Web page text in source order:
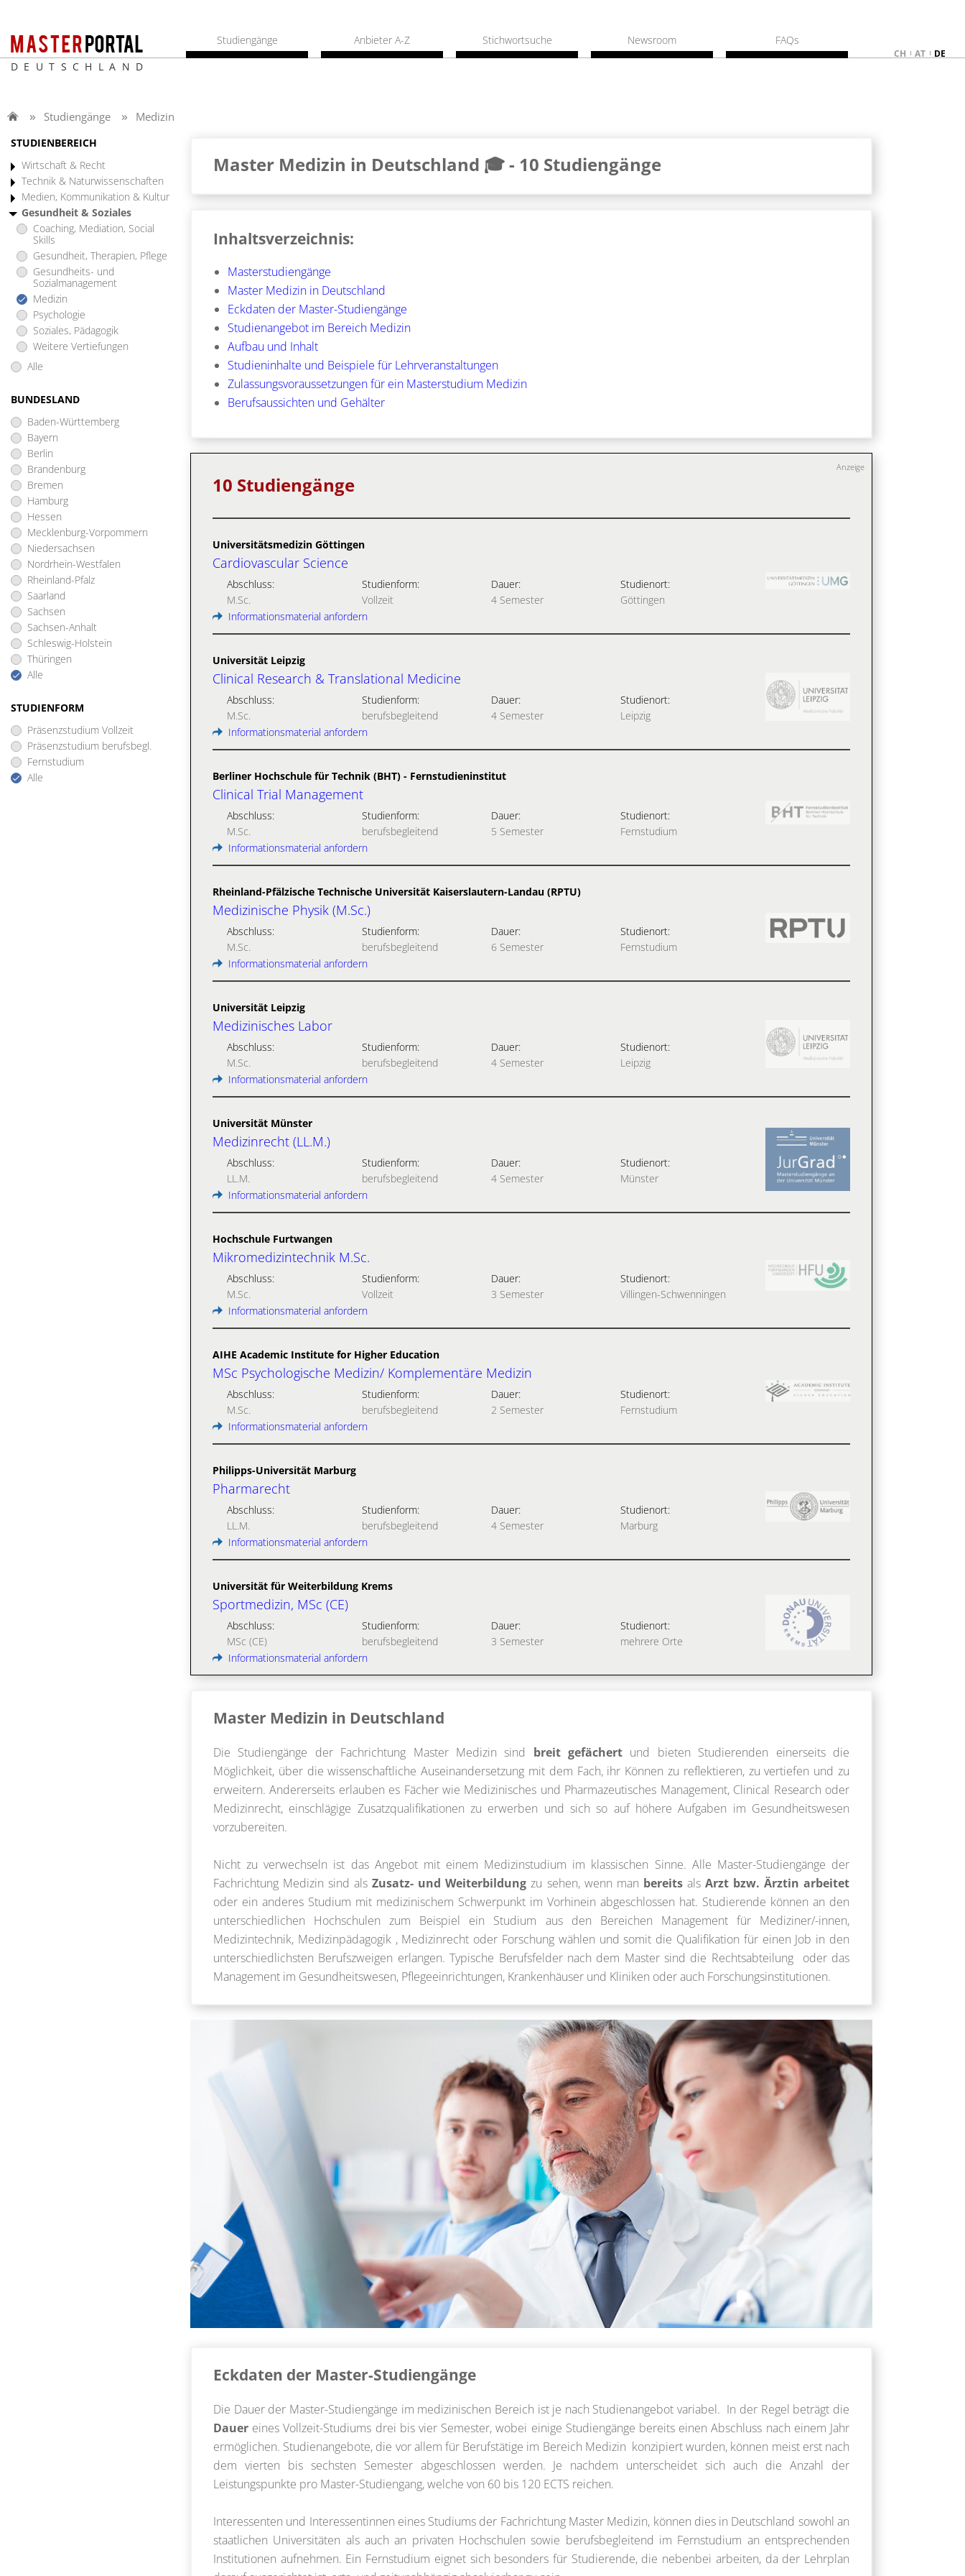
DEUTSCHLAND
CH AT DE
Studiengänge Medizin
STUDIENBEREICH
Wirtschaft & Recht
Technik & Naturwissenschaften
Medien, Kommunikation & Kultur
Gesundheit & Soziales
Coaching, Mediation, Social
Skills
Gesundheit, Therapien, Pflege
Gesundheits- und
Sozialmanagement
Medizin
Psychologie
Soziales, Pädagogik
Weitere Vertiefungen
Alle
BUNDESLAND
Baden-Württemberg
Bayern
Berlin
Brandenburg
Bremen
Hamburg
Hessen
Mecklenburg-Vorpommern
Niedersachsen
Nordrhein-Westfalen
Rheinland-Pfalz
Saarland
Sachsen
Sachsen-Anhalt
Schleswig-Holstein
Thüringen
Alle
STUDIENFORM
Präsenzstudium Vollzeit
Präsenzstudium berufsbegl.
Fernstudium
Alle
Master Medizin in Deutschland 🎓 - 10 Studiengänge
Inhaltsverzeichnis:
Masterstudiengänge
Master Medizin in Deutschland
Eckdaten der Master-Studiengänge
Studienangebot im Bereich Medizin
Aufbau und Inhalt
Studieninhalte und Beispiele für Lehrveranstaltungen
Zulassungsvoraussetzungen für ein Masterstudium Medizin
Berufsaussichten und Gehälter
Anzeige
10 Studiengänge
Universitätsmedizin Göttingen
Cardiovascular Science
Abschluss:
M.Sc.
Studienform:
Vollzeit
Dauer:
4 Semester
Studienort:
Göttingen
Informationsmaterial anfordern
Universität Leipzig
Clinical Research & Translational Medicine
Abschluss:
M.Sc.
Studienform:
berufsbegleitend
Dauer:
4 Semester
Studienort:
Leipzig
Informationsmaterial anfordern
Berliner Hochschule für Technik (BHT) - Fernstudieninstitut
Clinical Trial Management
Abschluss:
M.Sc.
Studienform:
berufsbegleitend
Dauer:
5 Semester
Studienort:
Fernstudium
Informationsmaterial anfordern
Rheinland-Pfälzische Technische Universität Kaiserslautern-Landau (RPTU)
Medizinische Physik (M.Sc.)
Abschluss:
M.Sc.
Studienform:
berufsbegleitend
Dauer:
6 Semester
Studienort:
Fernstudium
Informationsmaterial anfordern
Universität Leipzig
Medizinisches Labor
Abschluss:
M.Sc.
Studienform:
berufsbegleitend
Dauer:
4 Semester
Studienort:
Leipzig
Informationsmaterial anfordern
Universität Münster
Medizinrecht (LL.M.)
Abschluss:
LL.M.
Studienform:
berufsbegleitend
Dauer:
4 Semester
Studienort:
Münster
Informationsmaterial anfordern
Hochschule Furtwangen
Mikromedizintechnik M.Sc.
Abschluss:
M.Sc.
Studienform:
Vollzeit
Dauer:
3 Semester
Studienort:
Villingen-Schwenningen
Informationsmaterial anfordern
AIHE Academic Institute for Higher Education
MSc Psychologische Medizin/ Komplementäre Medizin
Abschluss:
M.Sc.
Studienform:
berufsbegleitend
Dauer:
2 Semester
Studienort:
Fernstudium
Informationsmaterial anfordern
Philipps-Universität Marburg
Pharmarecht
Abschluss:
LL.M.
Studienform:
berufsbegleitend
Dauer:
4 Semester
Studienort:
Marburg
Informationsmaterial anfordern
Universität für Weiterbildung Krems
Sportmedizin, MSc (CE)
Abschluss:
MSc (CE)
Studienform:
berufsbegleitend
Dauer:
3 Semester
Studienort:
mehrere Orte
Informationsmaterial anfordern
Master Medizin in Deutschland
Die Studiengänge der Fachrichtung Master Medizin sind breit gefächert und bieten Studierenden einerseits die
Möglichkeit, über die wissenschaftliche Auseinandersetzung mit dem Fach, ihr Können zu reflektieren, zu vertiefen und zu
erweitern. Andererseits erlauben es Fächer wie Medizinisches und Pharmazeutisches Management, Clinical Research oder
Medizinrecht, einschlägige Zusatzqualifikationen zu erwerben und sich so auf höhere Aufgaben im Gesundheitswesen
vorzubereiten.
Nicht zu verwechseln ist das Angebot mit einem Medizinstudium im klassischen Sinne. Alle Master-Studiengänge der
Fachrichtung Medizin sind als Zusatz- und Weiterbildung zu sehen, wenn man bereitsalsArzt bzw. Ärztin arbeitet
oder ein anderes Studium mit medizinischem Schwerpunkt im Vorhinein abgeschlossen hat. Studierende können an den
unterschiedlichen Hochschulen zum Beispiel ein Studium aus den Bereichen Management für Mediziner/-innen,
Medizintechnik, Medizinpädagogik , Medizinrecht oder Forschung wählen und somit die Qualifikation für einen Job in den
unterschiedlichsten Berufszweigen erlangen. Typische Berufsfelder nach dem Master sind die Rechtsabteilung oder das
Management im Gesundheitswesen, Pflegeeinrichtungen, Krankenhäuser und Kliniken oder auch Forschungsinstitutionen.
Eckdaten der Master-Studiengänge
Die Dauer der Master-Studiengänge im medizinischen Bereich ist je nach Studienangebot variabel. In der Regel beträgt die
Dauer eines Vollzeit-Studiums drei bis vier Semester, wobei einige Studiengänge bereits einen Abschluss nach einem Jahr
ermöglichen. Studienangebote, die vor allem für Berufstätige im Bereich Medizin konzipiert wurden, können meist erst nach
dem vierten bis sechsten Semester abgeschlossen werden. Je nachdem unterscheidet sich auch die Anzahl der
Leistungspunkte pro Master-Studiengang, welche von 60 bis 120 ECTS reichen.
Interessenten und Interessentinnen eines Studiums der Fachrichtung Master Medizin, können dies in Deutschland sowohl an
staatlichen Universitäten als auch an privaten Hochschulen sowie berufsbegleitend im Fernstudium an entsprechenden
Institutionen aufnehmen. Ein Fernstudium eignet sich besonders für Studierende, die nebenbei arbeiten, da der Lehrplan
Studiengänge Anbieter A-Z Stichwortsuche Newsroom FAQs